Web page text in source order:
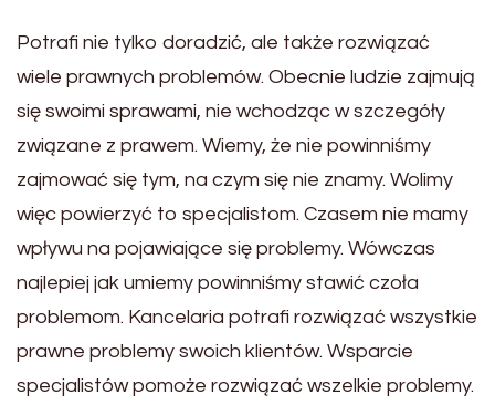
Potrafi nie tylko doradzić, ale także rozwiązać
wiele prawnych problemów. Obecnie ludzie zajmują
się swoimi sprawami, nie wchodząc w szczegóły
związane z prawem. Wiemy, że nie powinniśmy
zajmować się tym, na czym się nie znamy. Wolimy
więc powierzyć to specjalistom. Czasem nie mamy
wpływu na pojawiające się problemy. Wówczas
najlepiej jak umiemy powinniśmy stawić czoła
problemom. Kancelaria potrafi rozwiązać wszystkie
prawne problemy swoich klientów. Wsparcie
specjalistów pomoże rozwiązać wszelkie problemy.